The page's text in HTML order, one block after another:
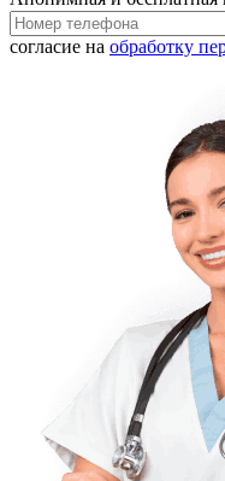
согласие на обработку